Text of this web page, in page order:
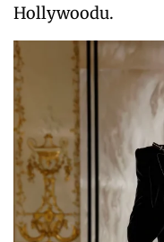
Hollywoodu.